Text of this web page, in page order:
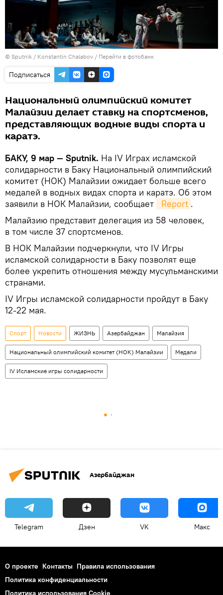
© Sputnik / Konstantin Chalabov / Перейти в фотобанк
Подписаться
Национальный олимпийский комитет
Малайзии делает ставку на спортсменов,
представляющих водные виды спорта и
каратэ.
БАКУ, 9 мар — Sputnik. На IV Играх исламской
солидарности в Баку Национальный олимпийский
комитет (НОК) Малайзии ожидает больше всего
медалей в водных видах спорта и каратэ. Об этом
заявили в НОК Малайзии, сообщает
Report .
Малайзию представит делегация из 58 человек,
в том числе 37 спортсменов.
В НОК Малайзии подчеркнули, что IV Игры
исламской солидарности в Баку позволят еще
более укрепить отношения между мусульманскими
странами.
IV Игры исламской солидарности пройдут в Баку
12-22 мая.
Спорт Новости ЖИЗНЬ Азербайджан Малайзия
Национальный олимпийский комитет (НОК) Малайзии Медали
IV Исламские игры солидарности
Азербайджан
Telegram Дзен VK Макс
О проекте Контакты Правила использования
Политика конфиденциальности
Политика использования Cookie